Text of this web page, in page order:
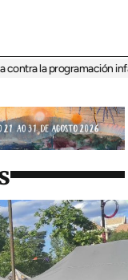
la programación infantil